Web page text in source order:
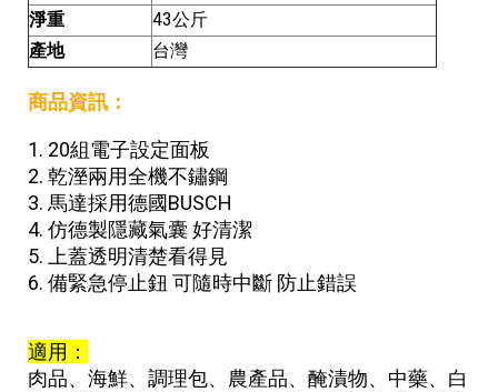
淨重
43公斤
產地
台灣
商品資訊：
1. 20組電子設定面板
2. 乾溼兩用全機不鏽鋼
3. 馬達採用德國BUSCH
4. 仿德製隱藏氣囊 好清潔
5. 上蓋透明清楚看得見
6. 備緊急停止鈕 可隨時中斷 防止錯誤
適用：
肉品、海鮮、調理包、農產品、醃漬物、中藥、白